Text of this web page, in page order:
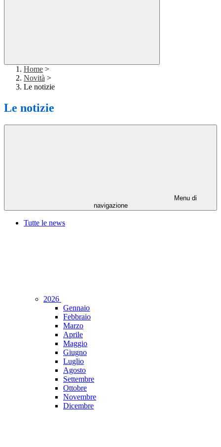
Home >
Novità >
Le notizie
Le notizie
Menu di
navigazione
Tutte le news
2026
Gennaio
Febbraio
Marzo
Aprile
Maggio
Giugno
Luglio
Agosto
Settembre
Ottobre
Novembre
Dicembre